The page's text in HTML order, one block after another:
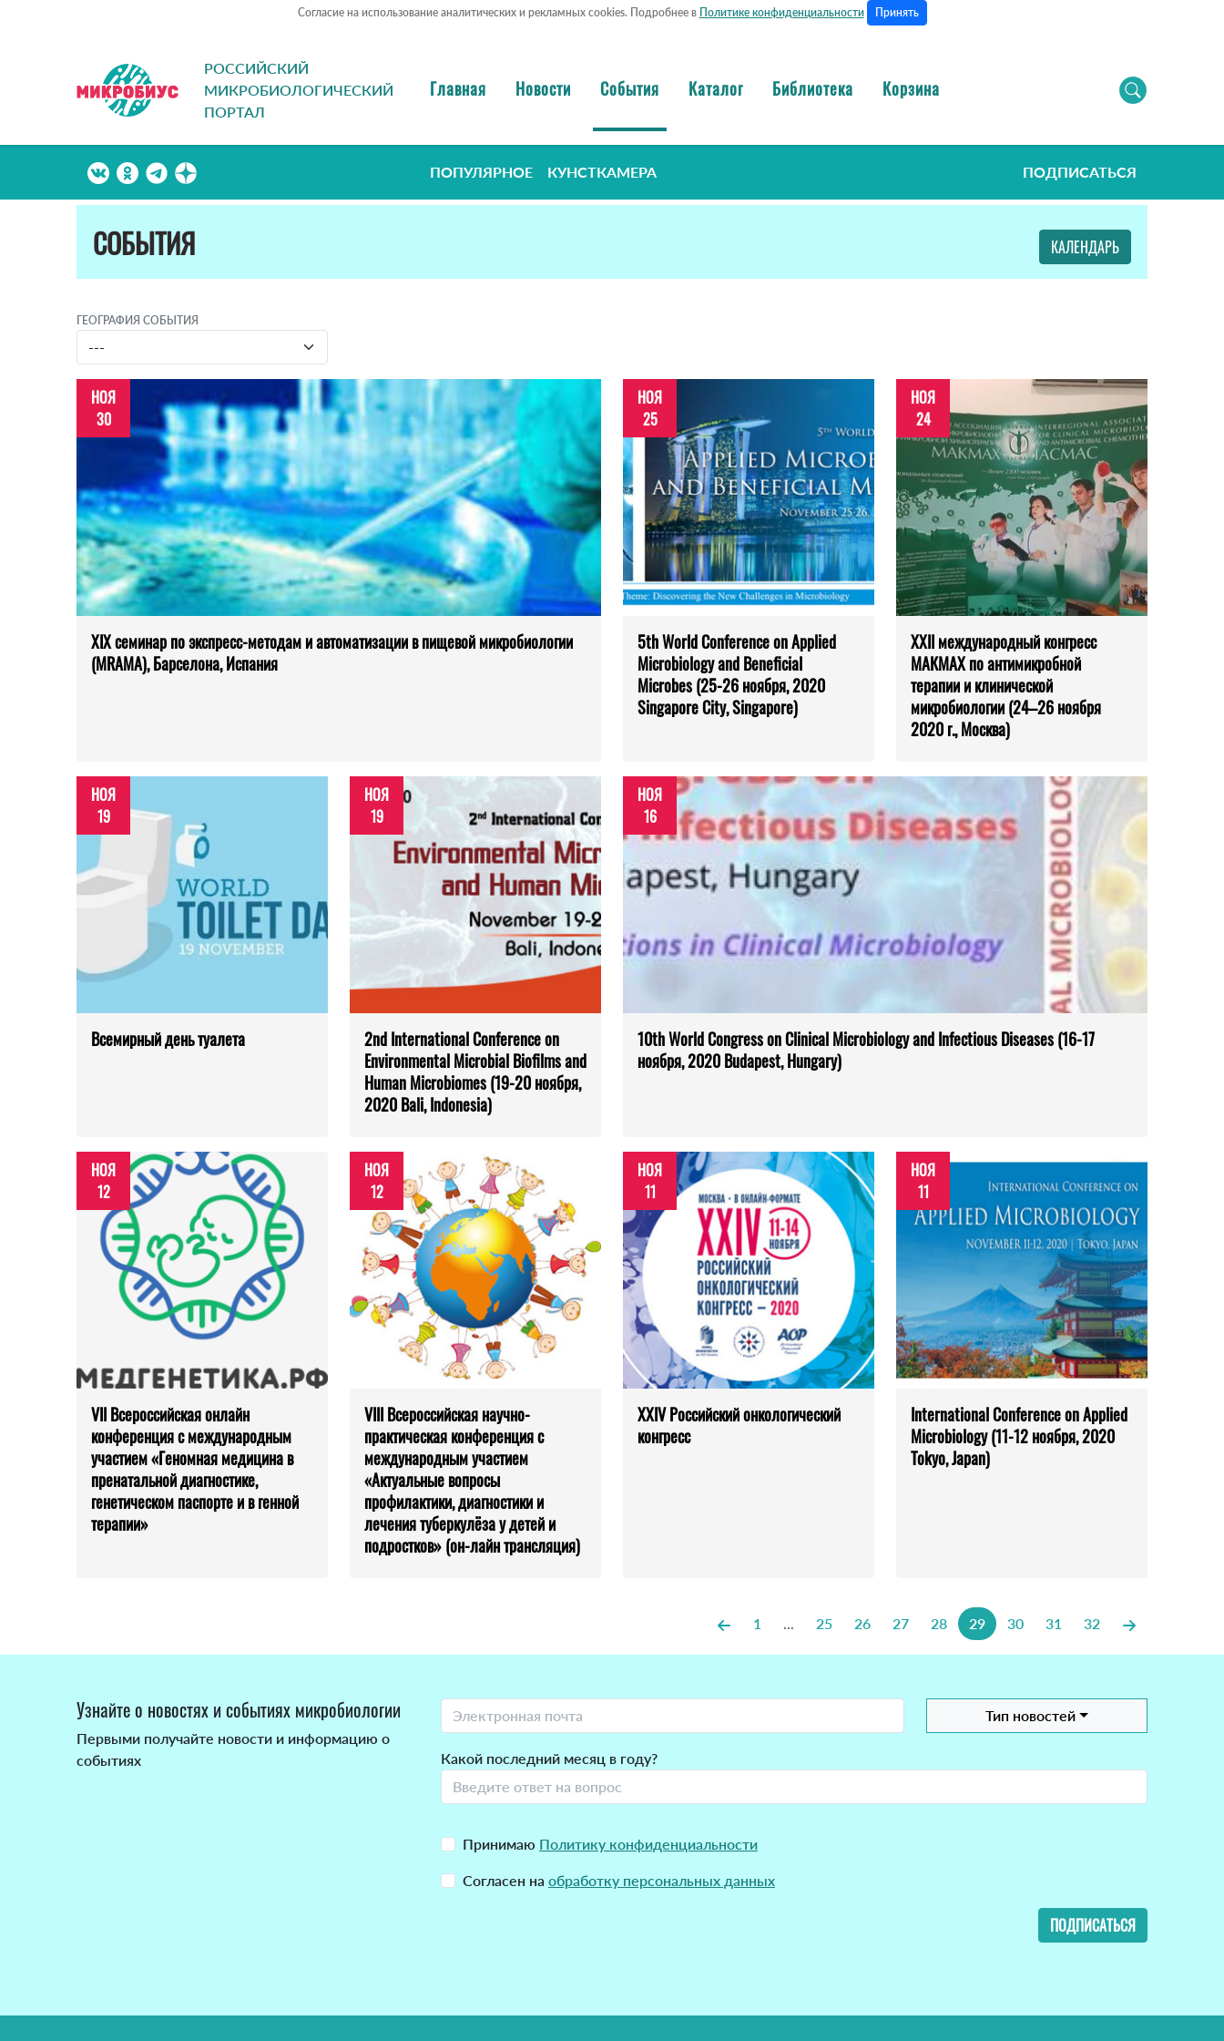
Согласие на использование аналитических и рекламных cookies. Подробнее в Политике конфиденциальности Принять
РОССИЙСКИЙ
МИКРОБИОЛОГИЧЕСКИЙ
ПОРТАЛ
Главная Новости События Каталог Библиотека Корзина
ПОПУЛЯРНОЕ КУНСТКАМЕРА ПОДПИСАТЬСЯ
СОБЫТИЯ КАЛЕНДАРЬ
ГЕОГРАФИЯ СОБЫТИЯ
НОЯ
30
XIX семинар по экспресс-методам и автоматизации в пищевой микробиологии
(MRAMA), Барселона, Испания
НОЯ
25
5th World Conference on Applied
Microbiology and Beneficial
Microbes (25-26 ноября, 2020
Singapore City, Singapore)
НОЯ
24
XXII международный конгресс
МАКМАХ по антимикробной
терапии и клинической
микробиологии (24–26 ноября
2020 г., Москва)
НОЯ
19
Всемирный день туалета
НОЯ
19
2nd International Conference on
Environmental Microbial Biofilms and
Human Microbiomes (19-20 ноября,
2020 Bali, Indonesia)
НОЯ
16
10th World Congress on Clinical Microbiology and Infectious Diseases (16-17
ноября, 2020 Budapest, Hungary)
НОЯ
12
VII Всероссийская онлайн
конференция с международным
участием «Геномная медицина в
пренатальной диагностике,
генетическом паспорте и в генной
терапии»
НОЯ
12
VIII Всероссийская научно-
практическая конференция с
международным участием
«Актуальные вопросы
профилактики, диагностики и
лечения туберкулёза у детей и
подростков» (он-лайн трансляция)
НОЯ
11
XXIV Российский онкологический
конгресс
НОЯ
11
International Conference on Applied
Microbiology (11-12 ноября, 2020
Tokyo, Japan)
1 ... 25 26 27 28 29 30 31 32
Узнайте о новостях и событиях микробиологии
Первыми получайте новости и информацию о
событиях
Тип новостей
Какой последний месяц в году?
Принимаю Политику конфиденциальности
Согласен на обработку персональных данных
ПОДПИСАТЬСЯ